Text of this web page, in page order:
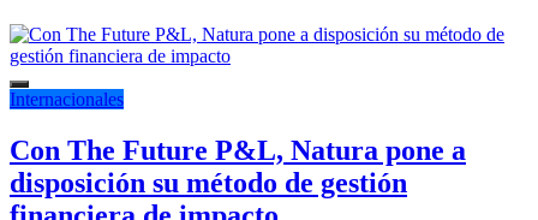
Internacionales
Con The Future P&L, Natura pone a
disposición su método de gestión